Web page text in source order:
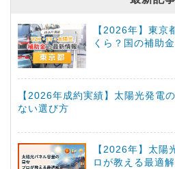
【2026年】東京
くら？国の補助
【2026年成約実績】太陽光発電
ない選び方
【2026年】太陽
ロが教える最適